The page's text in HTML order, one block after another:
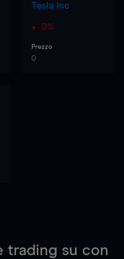
Tesla Inc
0%
Prezzo
0
trading su con